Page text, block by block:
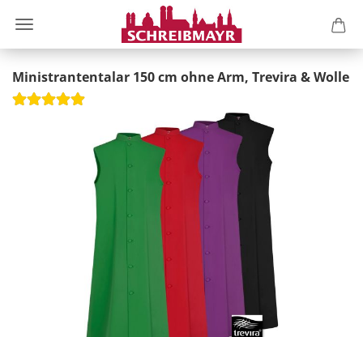
Ministrantentalar 150 cm ohne Arm, Trevira & Wolle